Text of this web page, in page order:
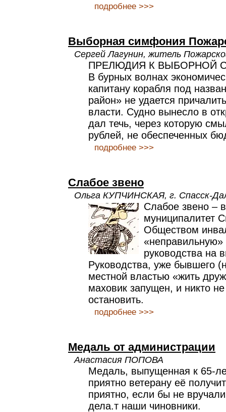
подробнее >>>
Выборная симфония
Сергей Лагунин, житель
ПРЕЛЮДИЯ К ВЫБОРНОЙ
В бурных волнах
капитану корабля под
район» не удается
власти. Судно вынесло в
дал течь, через которую
рублей, не обеспеченных
подробнее >>>
Слабое звено
Ольга КУПЧИНСКАЯ, г. Спасск-
Слабое звено –
муниципалитет
Обществом
«неправильную»
руководства на
Руководства, уже бывшего
местной властью «жить
маховик запущен, и никто
остановить.
подробнее >>>
Медаль от администрации
Анастасия ПОПОВА
Медаль, выпущенная к 65-
приятно ветерану её
приятно, если бы не
дела.т наши чиновники.